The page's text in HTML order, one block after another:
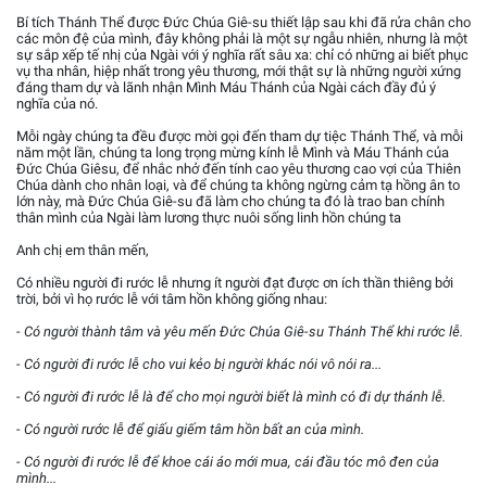
Bí tích Thánh Thể được Đức Chúa Giê-su thiết lập sau khi đã rửa chân cho
các môn đệ của mình, đây không phải là một sự ngẫu nhiên, nhưng là một
sự sắp xếp tế nhị của Ngài với ý nghĩa rất sâu xa: chỉ có những ai biết phục
vụ tha nhân, hiệp nhất trong yêu thương, mới thật sự là những người xứng
đáng tham dự và lãnh nhận Mình Máu Thánh của Ngài cách đầy đủ ý
nghĩa của nó.
Mỗi ngày chúng ta đều được mời gọi đến tham dự tiệc Thánh Thể, và mỗi
năm một lần, chúng ta long trọng mừng kính lễ Mình và Máu Thánh của
Đức Chúa Giêsu, để nhắc nhở đến tính cao yêu thương cao vợi của Thiên
Chúa dành cho nhân loại, và để chúng ta không ngừng cảm tạ hồng ân to
lớn này, mà Đức Chúa Giê-su đã làm cho chúng ta đó là trao ban chính
thân mình của Ngài làm lương thực nuôi sống linh hồn chúng ta
Anh chị em thân mến,
Có nhiều người đi rước lễ nhưng ít người đạt được ơn ích thần thiêng bởi
trời, bởi vì họ rước lễ với tâm hồn không giống nhau:
- Có người thành tâm và yêu mến Đức Chúa Giê-su Thánh Thể khi rước lễ.
- Có người đi rước lễ cho vui kẻo bị người khác nói vô nói ra...
- Có người đi rước lễ là để cho mọi người biết là mình có đi dự thánh lễ.
- Có người rước lễ để giấu giếm tâm hồn bất an của mình.
- Có người đi rước lễ để khoe cái áo mới mua, cái đầu tóc mô đen của
mình...